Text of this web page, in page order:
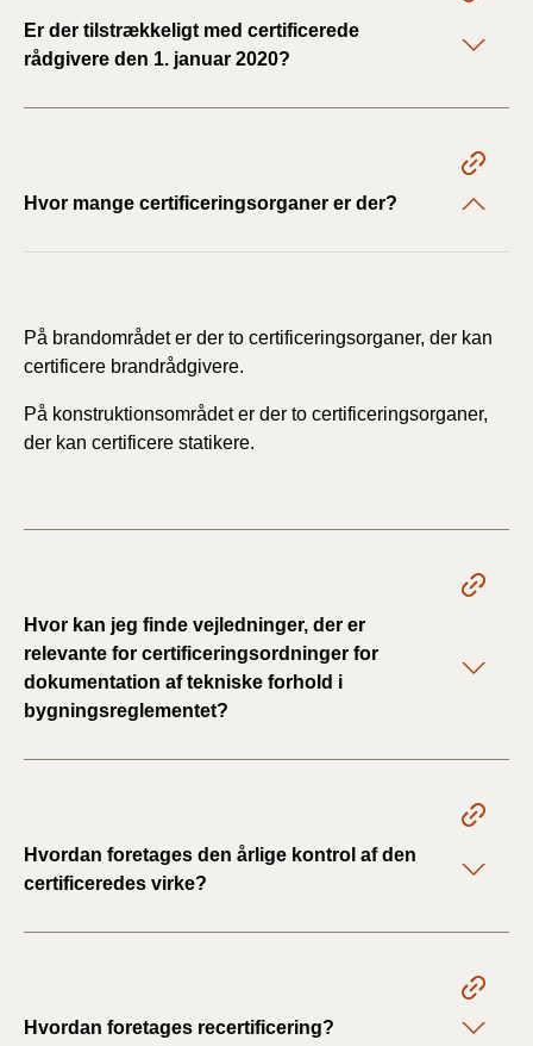
Er der tilstrækkeligt med certificerede
rådgivere den 1. januar 2020?
Hvor mange certificeringsorganer er der?
På brandområdet er der to certificeringsorganer, der kan
certificere brandrådgivere.
På konstruktionsområdet er der to certificeringsorganer,
der kan certificere statikere.
Hvor kan jeg finde vejledninger, der er
relevante for certificeringsordninger for
dokumentation af tekniske forhold i
bygningsreglementet?
Hvordan foretages den årlige kontrol af den
certificeredes virke?
Hvordan foretages recertificering?